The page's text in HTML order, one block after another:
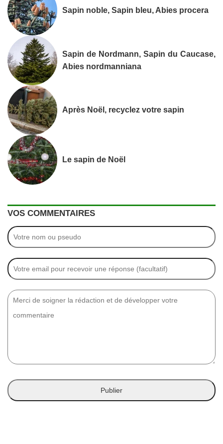
Sapin noble, Sapin bleu, Abies procera
Sapin de Nordmann, Sapin du Caucase,
Abies nordmanniana
Après Noël, recyclez votre sapin
Le sapin de Noël
VOS COMMENTAIRES